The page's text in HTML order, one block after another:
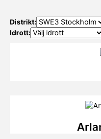
Distrikt:
Idrott: